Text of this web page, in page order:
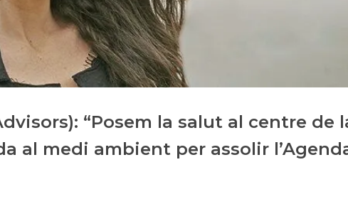
“Posem la salut al centre de
al medi ambient per assolir